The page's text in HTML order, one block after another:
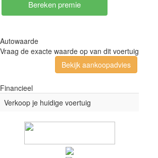
Autowaarde
Vraag de exacte waarde op van dit voertuig
Bekijk aankoopadvies
Financieel
Verkoop je huidige voertuig